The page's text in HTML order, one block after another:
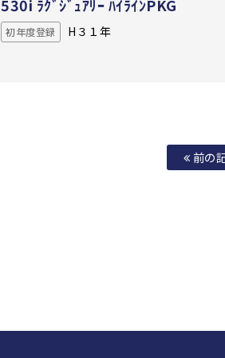
530i ﾗｸﾞｼﾞｭｱﾘｰ ﾊｲﾗｲﾝPKG
初年度登録 H３１年
前の